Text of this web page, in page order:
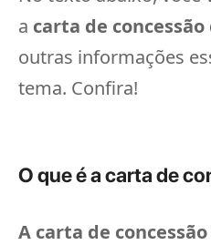
a carta de concessão
outras informações
tema. Confira!
O que é a carta de
A carta de concessão